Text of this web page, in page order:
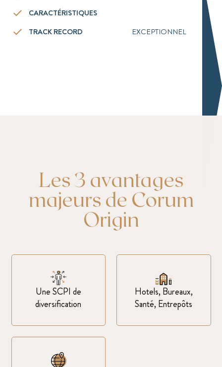
CARACTÉRISTIQUES
TRACK RECORD
EXCEPTIONNEL
Les 3 avantages
majeurs de Corum
Origin
Une SCPI de
diversification
Hotels, Bureaux,
Santé, Entrepôts